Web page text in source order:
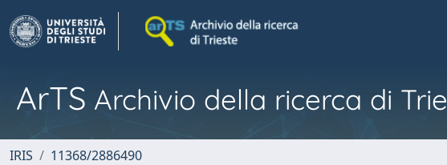
ArTS Archivio della ricerca di
IRIS 11368/2886490